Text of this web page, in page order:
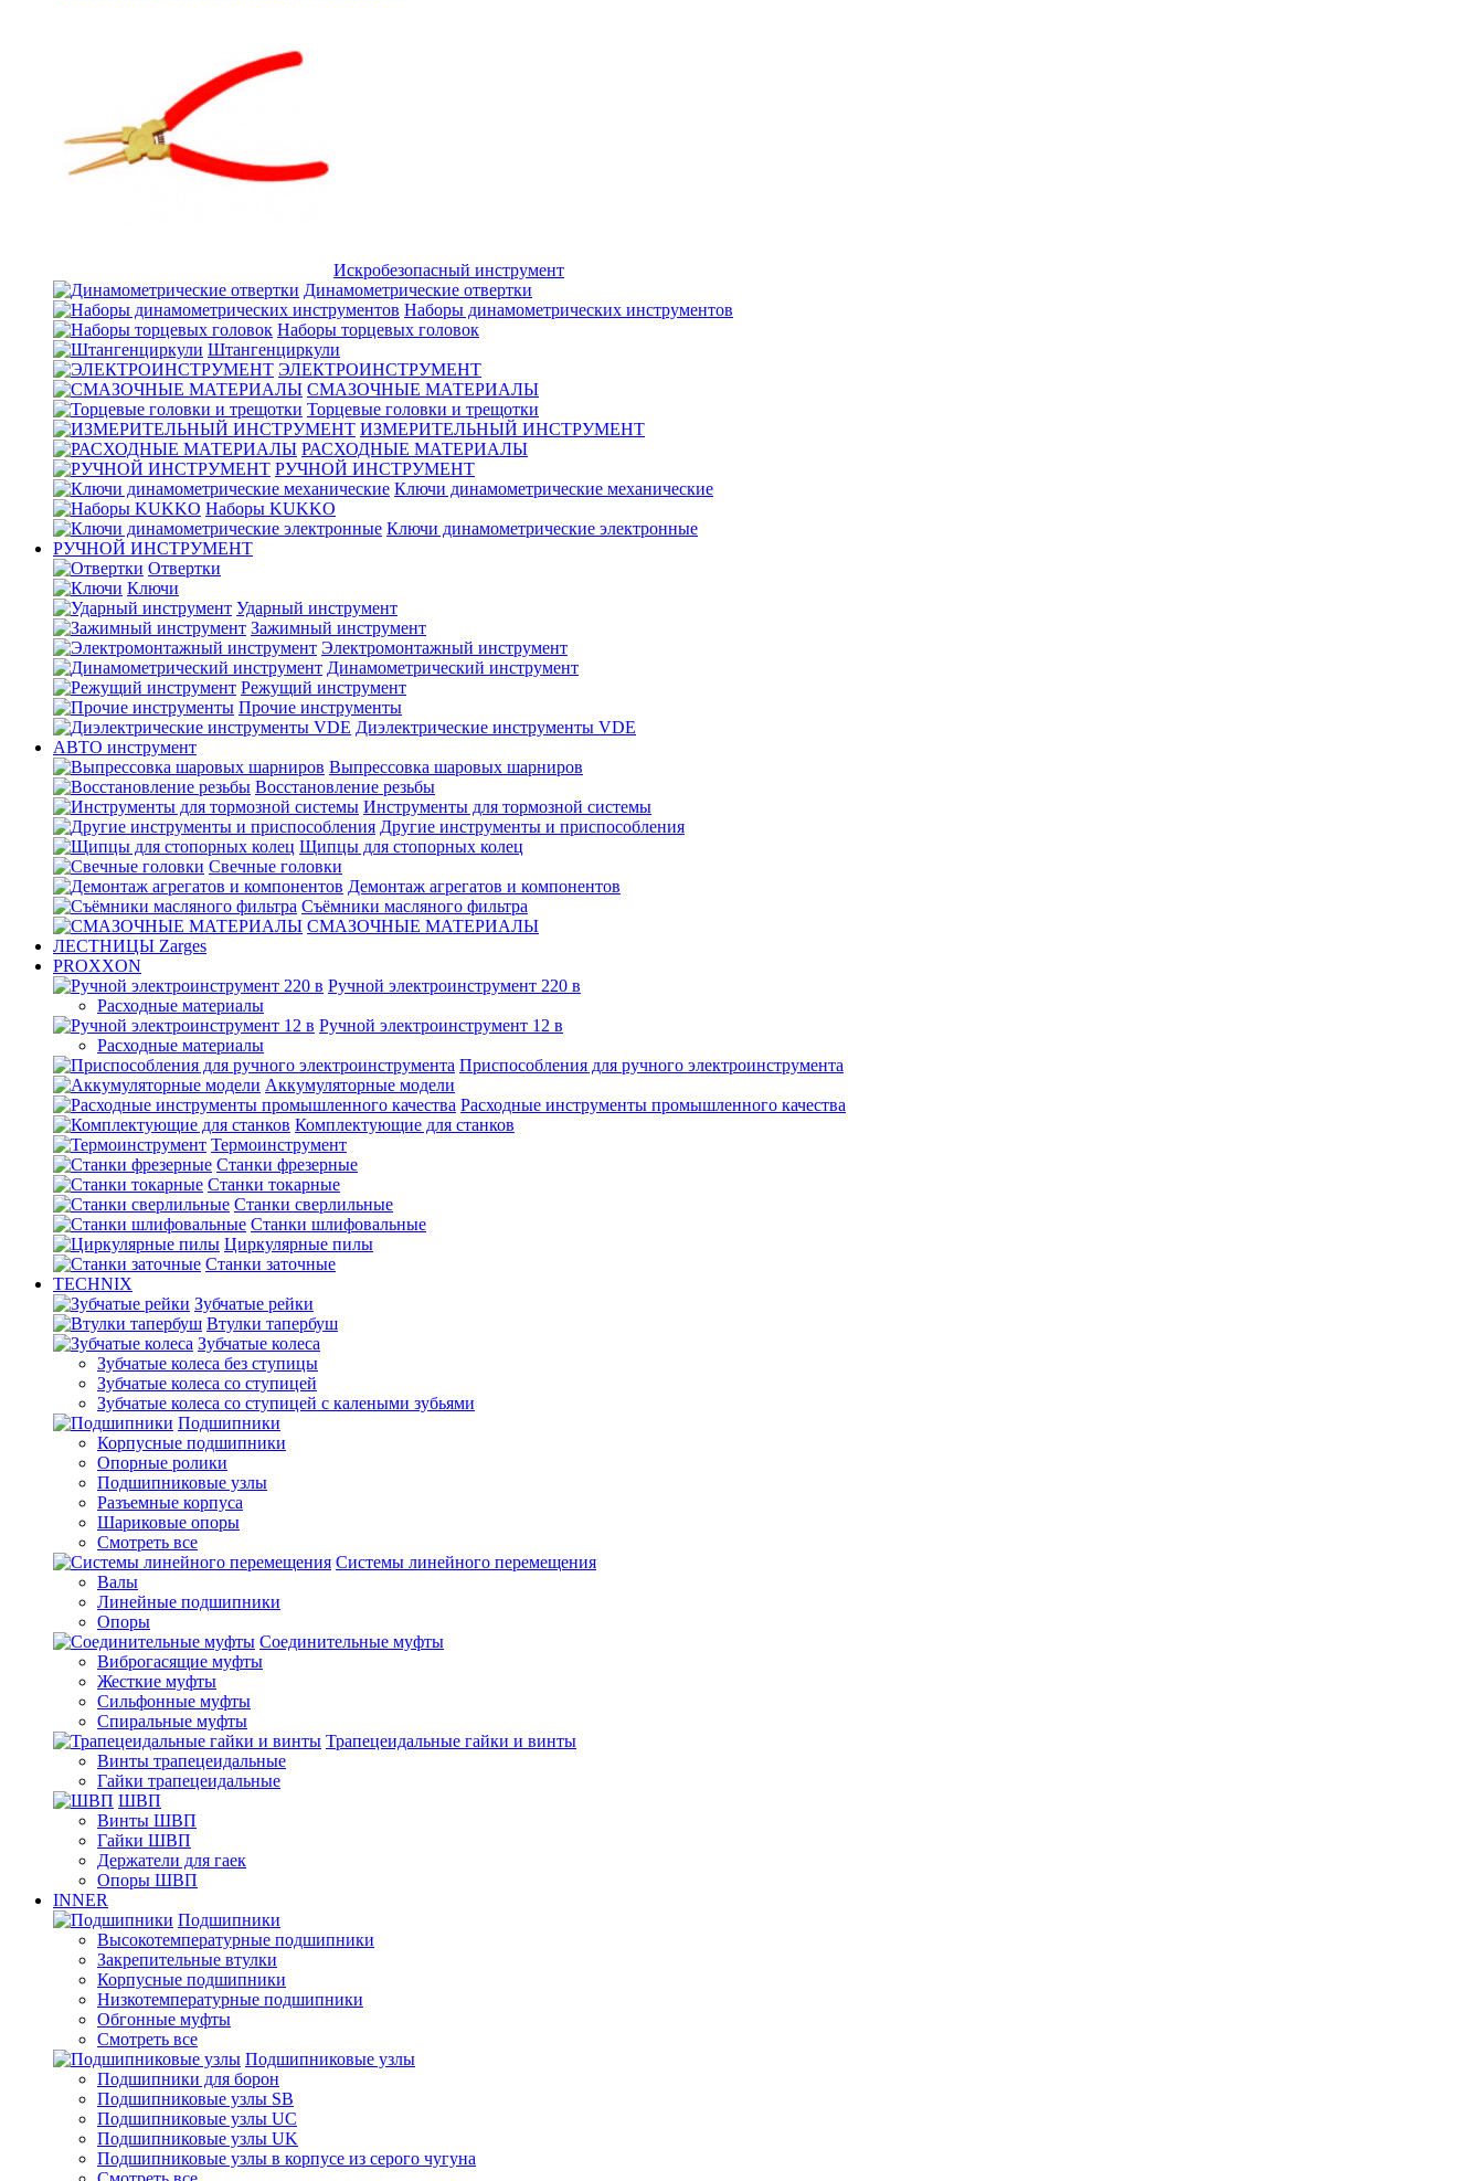
Искробезопасный инструмент
Динамометрические отвертки
Наборы динамометрических инструментов
Наборы торцевых головок
Штангенциркули
ЭЛЕКТРОИНСТРУМЕНТ
СМАЗОЧНЫЕ МАТЕРИАЛЫ
Торцевые головки и трещотки
ИЗМЕРИТЕЛЬНЫЙ ИНСТРУМЕНТ
РАСХОДНЫЕ МАТЕРИАЛЫ
РУЧНОЙ ИНСТРУМЕНТ
Ключи динамометрические механические
Наборы KUKKO
Ключи динамометрические электронные
РУЧНОЙ ИНСТРУМЕНТ
Отвертки
Ключи
Ударный инструмент
Зажимный инструмент
Электромонтажный инструмент
Динамометрический инструмент
Режущий инструмент
Прочие инструменты
Диэлектрические инструменты VDE
АВТО инструмент
Выпрессовка шаровых шарниров
Восстановление резьбы
Инструменты для тормозной системы
Другие инструменты и приспособления
Щипцы для стопорных колец
Свечные головки
Демонтаж агрегатов и компонентов
Съёмники масляного фильтра
СМАЗОЧНЫЕ МАТЕРИАЛЫ
ЛЕСТНИЦЫ Zarges
PROXXON
Ручной электроинструмент 220 в
Расходные материалы
Ручной электроинструмент 12 в
Расходные материалы
Приспособления для ручного электроинструмента
Аккумуляторные модели
Расходные инструменты промышленного качества
Комплектующие для станков
Термоинструмент
Станки фрезерные
Станки токарные
Станки сверлильные
Станки шлифовальные
Циркулярные пилы
Станки заточные
TECHNIX
Зубчатые рейки
Втулки тапербуш
Зубчатые колеса
Зубчатые колеса без ступицы
Зубчатые колеса со ступицей
Зубчатые колеса со ступицей с калеными зубьями
Подшипники
Корпусные подшипники
Опорные ролики
Подшипниковые узлы
Разъемные корпуса
Шариковые опоры
Смотреть все
Системы линейного перемещения
Валы
Линейные подшипники
Опоры
Соединительные муфты
Виброгасящие муфты
Жесткие муфты
Сильфонные муфты
Спиральные муфты
Трапецеидальные гайки и винты
Винты трапецеидальные
Гайки трапецеидальные
ШВП
Винты ШВП
Гайки ШВП
Держатели для гаек
Опоры ШВП
INNER
Подшипники
Высокотемпературные подшипники
Закрепительные втулки
Корпусные подшипники
Низкотемпературные подшипники
Обгонные муфты
Смотреть все
Подшипниковые узлы
Подшипники для борон
Подшипниковые узлы SB
Подшипниковые узлы UC
Подшипниковые узлы UK
Подшипниковые узлы в корпусе из серого чугуна